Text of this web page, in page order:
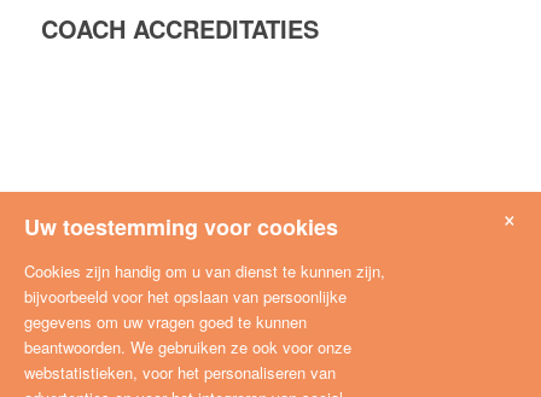
COACH ACCREDITATIES
×
Uw toestemming voor cookies
Cookies zijn handig om u van dienst te kunnen zijn,
bijvoorbeeld voor het opslaan van persoonlijke
gegevens om uw vragen goed te kunnen
beantwoorden. We gebruiken ze ook voor onze
webstatistieken, voor het personaliseren van